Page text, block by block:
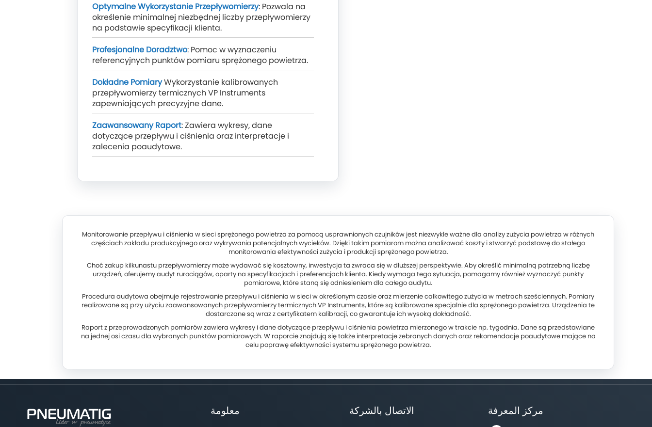
Optymalne Wykorzystanie Przepływomierzy: Pozwala na
określenie minimalnej niezbędnej liczby przepływomierzy
na podstawie specyfikacji klienta.
Profesjonalne Doradztwo: Pomoc w wyznaczeniu
referencyjnych punktów pomiaru sprężonego powietrza.
Dokładne PomiaryWykorzystanie kalibrowanych
przepływomierzy termicznych VP Instruments
zapewniających precyzyjne dane.
Zaawansowany Raport: Zawiera wykresy, dane
dotyczące przepływu i ciśnienia oraz interpretacje i
zalecenia poaudytowe.
Monitorowanie przepływu i ciśnienia w sieci sprężonego powietrza za pomocą usprawnionych czujników jest niezwykle ważne dla analizy zużycia powietrza w różnych
częściach zakładu produkcyjnego oraz wykrywania potencjalnych wycieków. Dzięki takim pomiarom można analizować koszty i stworzyć podstawę do stałego
monitorowania efektywności zużycia i produkcji sprężonego powietrza.
Choć zakup kilkunastu przepływomierzy może wydawać się kosztowny, inwestycja ta zwraca się w dłuższej perspektywie. Aby określić minimalną potrzebną liczbę
urządzeń, oferujemy audyt rurociągów, oparty na specyfikacjach i preferencjach klienta. Kiedy wymaga tego sytuacja, pomagamy również wyznaczyć punkty
pomiarowe, które staną się odniesieniem dla całego audytu.
Procedura audytowa obejmuje rejestrowanie przepływu i ciśnienia w sieci w określonym czasie oraz mierzenie całkowitego zużycia w metrach sześciennych. Pomiary
realizowane są przy użyciu zaawansowanych przepływomierzy termicznych VP Instruments, które są kalibrowane specjalnie dla sprężonego powietrza. Urządzenia te
dostarczane są wraz z certyfikatem kalibracji, co gwarantuje ich wysoką dokładność.
Raport z przeprowadzonych pomiarów zawiera wykresy i dane dotyczące przepływu i ciśnienia powietrza mierzonego w trakcie np. tygodnia. Dane są przedstawiane
na jednej osi czasu dla wybranych punktów pomiarowych. W raporcie znajdują się także interpretacje zebranych danych oraz rekomendacje poaudytowe mające na
celu poprawę efektywności systemu sprężonego powietrza.
معلومة الاتصال بالشركة مركز المعرفة